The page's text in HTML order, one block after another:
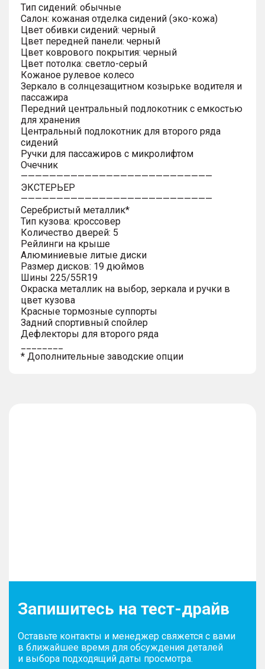
Тип сидений: обычные
Салон: кожаная отделка сидений (эко-кожа)
Цвет обивки сидений: черный
Цвет передней панели: черный
Цвет коврового покрытия: черный
Цвет потолка: светло-серый
Кожаное рулевое колесо
Зеркало в солнцезащитном козырьке водителя и
пассажира
Передний центральный подлокотник с емкостью
для хранения
Центральный подлокотник для второго ряда
сидений
Ручки для пассажиров с микролифтом
Очечник
———————————————————————————
ЭКСТЕРЬЕР
———————————————————————————
Серебристый металлик*
Тип кузова: кроссовер
Количество дверей: 5
Рейлинги на крыше
Алюминиевые литые диски
Размер дисков: 19 дюймов
Шины 225/55R19
Окраска металлик на выбор, зеркала и ручки в
цвет кузова
Красные тормозные суппорты
Задний спортивный спойлер
Дефлекторы для второго ряда
* Дополнительные заводские опции
Запишитесь на тест-драйв
Оставьте контакты и менеджер свяжется с вами
в ближайшее время для обсуждения деталей
и выбора подходящий даты просмотра.